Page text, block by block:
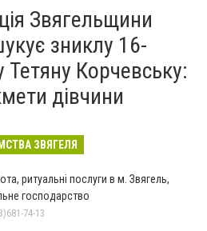
Звягельщини
зниклу 16-
Тетяну Корчевську:
дівчини
ЗВЯГЕЛЯ
ритуальні послуги в м. Звягель,
господарство
74-13